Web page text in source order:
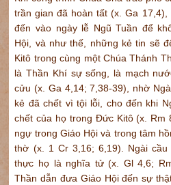
trần gian đã hoàn tất (x. Ga
đến vào ngày lễ Ngũ Tuần để
Hội, và như thế, những kẻ tin sẽ
Kitô trong cùng một Chúa Thánh
là Thần Khí sự sống, là mạch
cửu (x. Ga 4,14; 7,38-39), nhờ
kẻ đã chết vì tội lỗi, cho đến khi
chết của họ trong Đức Kitô (x. Rm
ngự trong Giáo Hội và trong tâm
thờ (x. 1 Cr 3,16; 6,19). Ngài
thực họ là nghĩa tử (x. Gl 4,6;
Thần dẫn đưa Giáo Hội đến sự